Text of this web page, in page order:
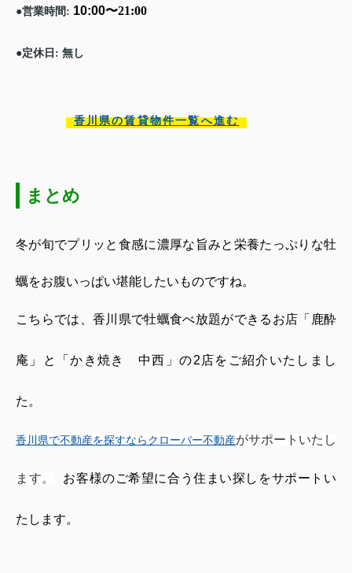
●営業時間: 10:00〜21:00
●定休日 : 無し
香川県の賃貸物件一覧へ進む
まとめ
冬が旬でプリッと食感に濃厚な旨みと 栄養たっぷりな牡
蠣をお腹いっぱい堪能したいものですね。
こちらでは、香川県で牡蠣食べ放題ができるお店「鹿酔
庵」と「かき焼き 中西」の2 店をご紹介いたしまし
た。
香川県で不動産を探すならクローバー不動産がサポートいたし
ます。 お客様のご希望に合う住まい探しをサポートい
たします。